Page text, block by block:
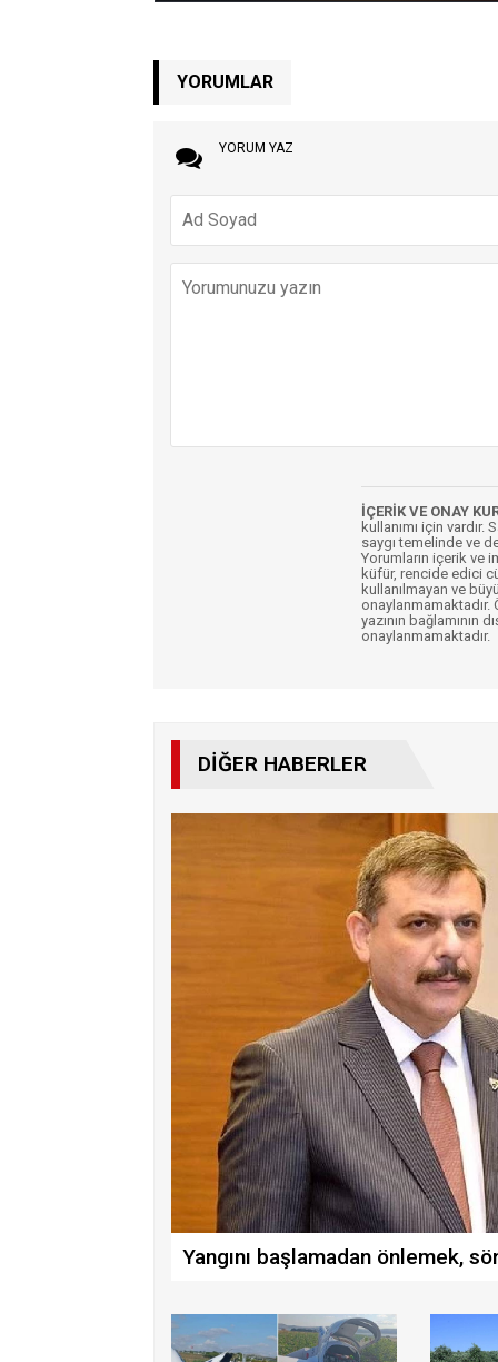
YORUMLAR
YORUM YAZ
İÇERİK VE ONAY
kullanımı için
saygı temelinde ve
Yorumların içerik ve
küfür, rencide edici
kullanılmayan ve
onaylanmamaktadır.
yazının bağlamının
onaylanmamaktadır.
DIĞER HABERLER
Yangını başlamadan önlemek,